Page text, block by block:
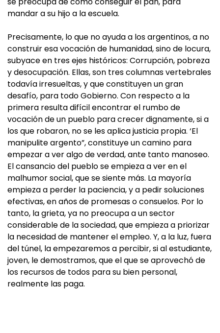
mandar a su hijo a la escuela.
Precisamente, lo que no ayuda a los argentinos, a no
construir esa vocación de humanidad, sino de locura,
subyace en tres ejes históricos: Corrupción, pobreza
y desocupación. Ellas, son tres columnas vertebrales
todavía irresueltas, y que constituyen un gran
desafío, para todo Gobierno. Con respecto a la
primera resulta difícil encontrar el rumbo de
vocación de un pueblo para crecer dignamente, si a
los que robaron, no se les aplica justicia propia. ‘El
manipulite argento”, constituye un camino para
empezar a ver algo de verdad, ante tanto manoseo.
El cansancio del pueblo se empieza a ver en el
malhumor social, que se siente más. La mayoría
empieza a perder la paciencia, y a pedir soluciones
efectivas, en años de promesas o consuelos. Por lo
tanto, la grieta, ya no preocupa a un sector
considerable de la sociedad, que empieza a priorizar
la necesidad de mantener el empleo. Y, a la luz, fuera
del túnel, la empezaremos a percibir, si al estudiante,
joven, le demostramos, que el que se aprovechó de
los recursos de todos para su bien personal,
realmente las paga.